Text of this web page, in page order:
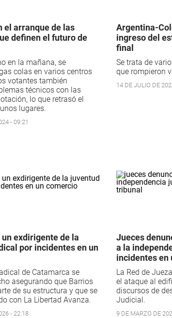
el arranque de las
definen el futuro de
en la mañana, se
colas en varios centros
votantes también
técnicos con las
lo que retrasó el
lugares.
- 09:21
Argentina-
ingreso del
final
Se trata de
que rompieron
14 DE JULIO DE
exdirigente de la
por incidentes en un
de Catamarca se
asegurando que Barrios
de su estructura y que se
con La Libertad Avanza.
- 22:18
Jueces
a la
incidentes en
La Red de
el ataque al
discursos de
Judicial.
9 DE MARZO DE